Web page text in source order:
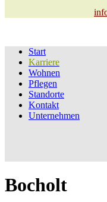
Start
Karriere
Wohnen
Pflegen
Standorte
Kontakt
Unternehmen
Bocholt